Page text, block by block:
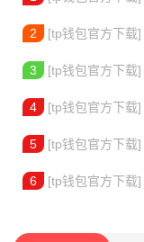
2 [tp钱包官方下载]
3 [tp钱包官方下载]
4 [tp钱包官方下载]
5 [tp钱包官方下载]
6 [tp钱包官方下载]